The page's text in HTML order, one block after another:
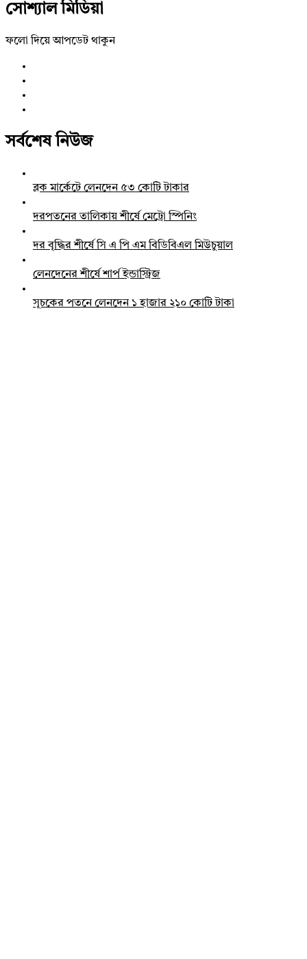
সোশ্যাল মিডিয়া
ফলো দিয়ে আপডেট থাকুন
সর্বশেষ নিউজ
ব্লক মার্কেটে লেনদেন ৫৩ কোটি টাকার
দরপতনের তালিকায় শীর্ষে মেট্রো স্পিনিং
দর বৃদ্ধির শীর্ষে সি এ পি এম বিডিবিএল মিউচুয়াল
লেনদেনের শীর্ষে শার্প ইন্ডাস্ট্রিজ
সূচকের পতনে লেনদেন ১ হাজার ২১০ কোটি টাকা